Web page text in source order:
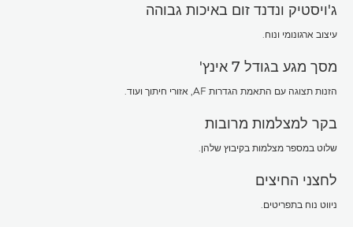
ג'ויסטיק ונדנד זום באיכות גבוהה
עיצוב ארגונומי ונוח.
מסך מגע בגודל 7 אינץ'
הזנות תצוגה עם התאמת הגדרות AF, אזורי חיתוך ועוד.
בקר למצלמות מרובות
שלוט במספר מצלמות בקיבוץ שלהן.
לחצני החיצים
ניווט נוח בתפריטים.